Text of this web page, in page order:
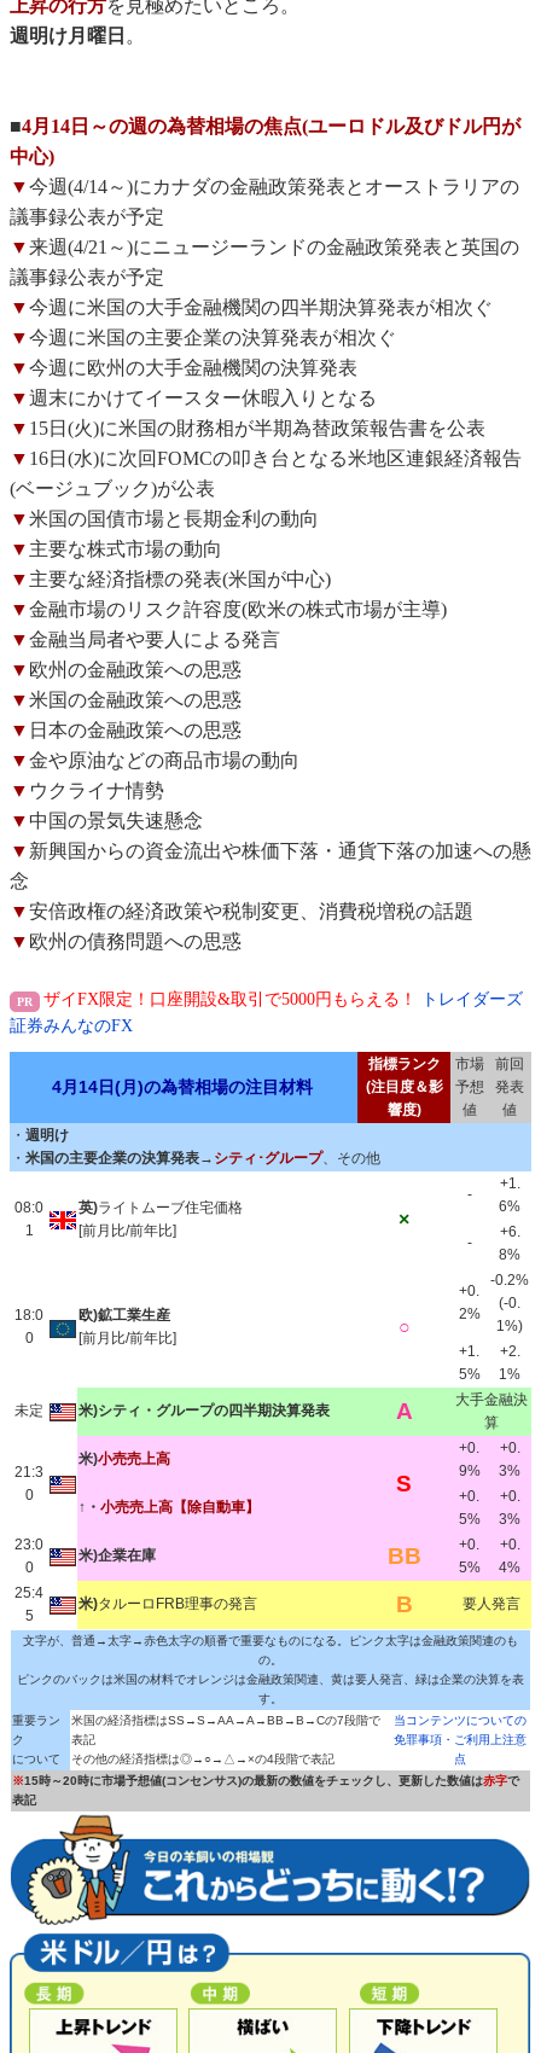
上昇の行方を見極めたいところ。
週明け月曜日 。
■4月14日～の週の為替相場の焦点(ユーロドル及びドル円が
中心)
▼今週(4/14～)にカナダの金融政策発表とオーストラリアの
議事録公表が予定
▼来週(4/21～)にニュージーランドの金融政策発表と英国の
議事録公表が予定
▼今週に米国の大手金融機関の四半期決算発表が相次ぐ
▼今週に米国の主要企業の決算発表が相次ぐ
▼今週に欧州の大手金融機関の決算発表
▼週末にかけてイースター休暇入りとなる
▼ 15日(火)に米国の財務相が半期為替政策報告書を公表
▼ 16日(水)に次回FOMCの叩き台となる米地区連銀経済報告
(ベージュブック)が公表
▼米国の国債市場と長期金利の動向
▼ 主要な株式市場の動向
▼ 主要な経済指標の発表(米国が中心)
▼金融市場のリスク許容度(欧米の株式市場が主導)
▼金融当局者や要人による発言
▼ 欧州の金融政策への思惑
▼米国の金融政策への思惑
▼ 日本の金融政策への思惑
▼金や原油などの商品市場の動向
▼ ウクライナ情勢
▼ 中国の景気失速懸念
▼ 新興国からの資金流出や株価下落・通貨下落の加速への懸
念
▼安倍政権の経済政策や税制変更、消費税増税の話題
▼ 欧州の債務問題への思惑
ザイFX限定！口座開設&取引で5000円もらえる！
トレイダーズ
証券みんなのFX
4月14日(月)の為替相場の注目材料
指標ランク
(注目度＆影
響度)
市場
予想
値
前回
発表
値
・ 週明け
・ 米国の主要企業の決算発表→ シティ･グループ、その他
08:0
1
英)ライトムーブ住宅価格
[前月比/前年比]
×
-
+1.
6%
-
+6.
8%
18:0
0
欧)鉱工業生産
[前月比/前年比]
○
+0.
2%
-0.2%
(-0.
1%)
+1.
5%
+2.
1%
未定 米)シティ・グループの四半期決算発表 A
大手金融決
算
21:3
0
米)小売売上高
S
+0.
9%
+0.
3%
↑・ 小売売上高【除自動車】
+0.
5%
+0.
3%
23:0
0
米)企業在庫 BB
+0.
5%
+0.
4%
25:4
5
米)タルーロFRB理事の発言 B 要人発言
文字が、普通→太字→赤色太字の順番で重要なものになる。ピンク太字は金融政策関連のも
の。
ピンクのバックは米国の材料でオレンジは金融政策関連、黄は要人発言、緑は企業の決算を表
す。
重要ラン
ク
について
米国の経済指標はSS→S→AA→A→BB→B→Cの7段階で
表記
その他の経済指標は◎→○→△→×の4段階で表記
当コンテンツについての
免罪事項・ご利用上注意
点
※15時～20時に市場予想値(コンセンサス)の最新の数値をチェックし、更新した数値は赤字で
表記